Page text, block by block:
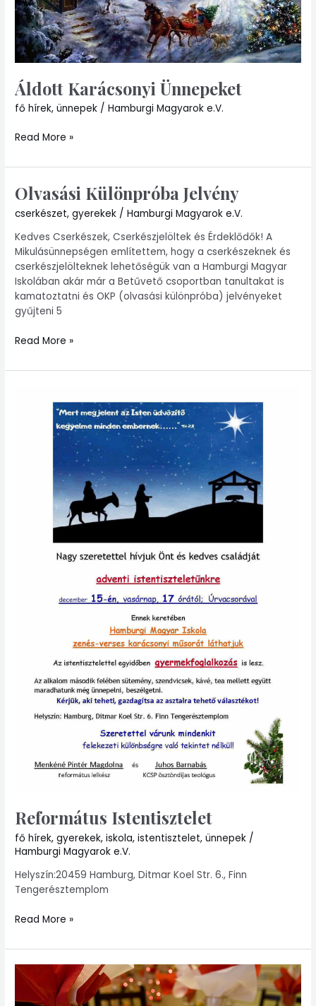
Áldott Karácsonyi Ünnepeket
fő hírek,ünnepek /Hamburgi Magyarok e.V.
Read More »
Olvasási Különpróba Jelvény
cserkészet,gyerekek /Hamburgi Magyarok e.V.
Kedves Cserkészek, Cserkészjelöltek és Érdeklődők! A
Mikulásünnepségen említettem, hogy a cserkészeknek és
cserkészjelölteknek lehetőségük van a Hamburgi Magyar
Iskolában akár már a Betűvető csoportban tanultakat is
kamatoztatni és OKP (olvasási különpróba) jelvényeket
gyűjteni 5
Olvasási
Különpróba
Jelvény
Read More »
Református Istentisztelet
fő hírek,gyerekek,iskola,istentisztelet,ünnepek /
Hamburgi Magyarok e.V.
Helyszín:20459 Hamburg, Ditmar Koel Str. 6., Finn
Tengerésztemplom
Istentisztelet
Read More »
Egyleti
Évzáró-
est